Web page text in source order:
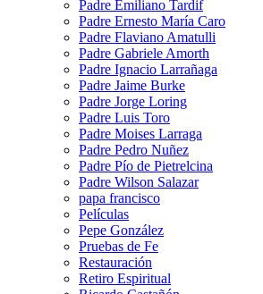
Padre Emiliano Tardif
Padre Ernesto María Caro
Padre Flaviano Amatulli
Padre Gabriele Amorth
Padre Ignacio Larrañaga
Padre Jaime Burke
Padre Jorge Loring
Padre Luis Toro
Padre Moises Larraga
Padre Pedro Nuñez
Padre Pío de Pietrelcina
Padre Wilson Salazar
papa francisco
Películas
Pepe González
Pruebas de Fe
Restauración
Retiro Espiritual